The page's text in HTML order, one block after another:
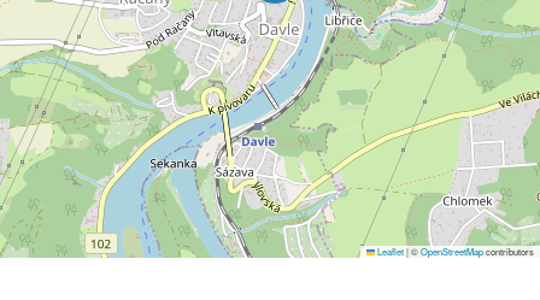
Leaflet|©OpenStreetMapcontributors